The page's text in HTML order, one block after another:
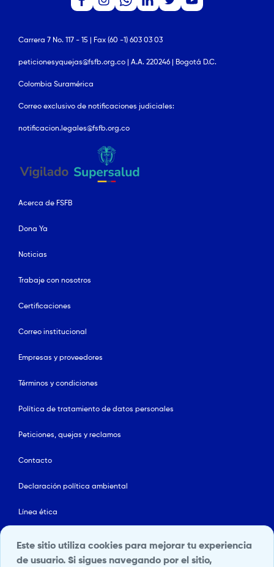
Carrera 7 No. 117 - 15 | Fax (60 -1) 603 03 03
peticionesyquejas@fsfb.org.co | A.A. 220246 | Bogotá D.C.
Colombia Suramérica
Correo exclusivo de notificaciones judiciales:
notificacion.legales@fsfb.org.co
Acerca de FSFB
Dona Ya
Noticias
Trabaje con nosotros
Certificaciones
Correo institucional
Empresas y proveedores
Términos y condiciones
Política de tratamiento de datos personales
Peticiones, quejas y reclamos
Contacto
Declaración política ambiental
Línea ética
Política de Seguridad y Salud en el Trabajo
Este sitio utiliza cookies para mejorar tu experiencia
de usuario. Si sigues navegando por el sitio,